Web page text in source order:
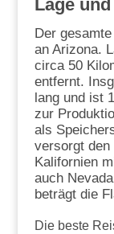
Lage
Der
an Arizona.
circa 50
entfernt.
lang und ist
zur
als
versorgt den
Kalifornien
auch
beträgt die
Die beste